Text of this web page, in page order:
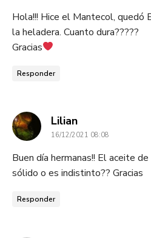
Hola!!! Hice el Mantecol, quedó
la heladera. Cuanto dura?????
Gracias
Responder
Liliandice:
16/12/2021 08:08
Buen día hermanas!! El aceite
sólido o es indistinto?? Gracias
Responder